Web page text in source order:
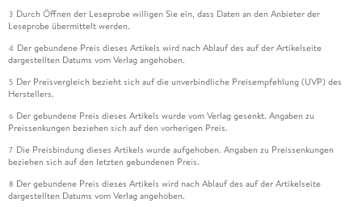
3 Durch Öffnen der Leseprobe willigen Sie ein, dass Daten an den Anbieter der
Leseprobe übermittelt werden.
4 Der gebundene Preis dieses Artikels wird nach Ablauf des auf der Artikelseite
dargestellten Datums vom Verlag angehoben.
5 Der Preisvergleich bezieht sich auf die unverbindliche Preisempfehlung (UVP) des
Herstellers.
6 Der gebundene Preis dieses Artikels wurde vom Verlag gesenkt. Angaben zu
Preissenkungen beziehen sich auf den vorherigen Preis.
7 Die Preisbindung dieses Artikels wurde aufgehoben. Angaben zu Preissenkungen
beziehen sich auf den letzten gebundenen Preis.
8 Der gebundene Preis dieses Artikels wird nach Ablauf des auf der Artikelseite
dargestellten Datums vom Verlag angehoben.